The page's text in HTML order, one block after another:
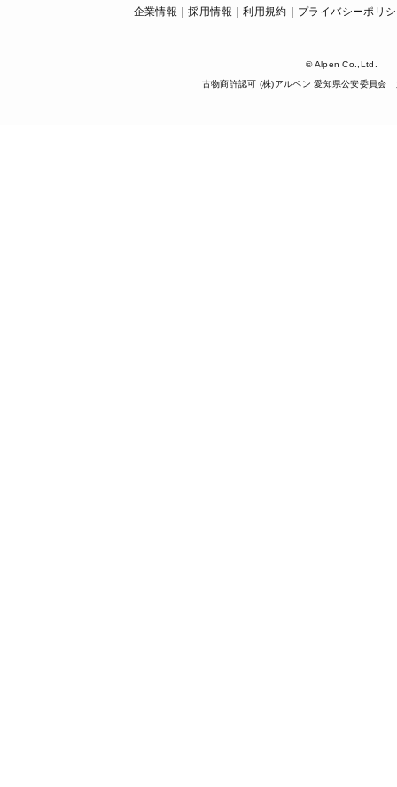
企業情報 採用情報 利用規約 プライバシーポリ
© Alpen Co.,Ltd.
古物商許認可 (株)アルペン 愛知県公安委員